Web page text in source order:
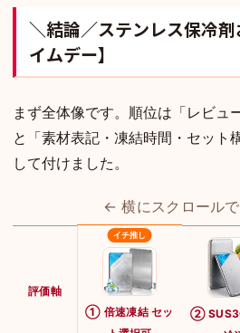
＼結論／ステンレス保冷
イムデー】
まず全体像です。順位は「レビュ
と「素材表記・凍結時間・セット
して付けました。
← 横にスクロール
評価軸
① 倍速凍結 セッ
②